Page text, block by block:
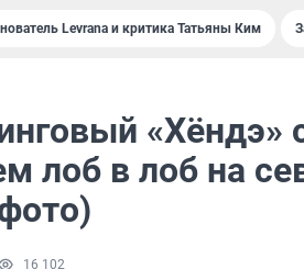
Levrana и критика Татьяны Ким
«Хёндэ»
лоб в лоб на
16 102